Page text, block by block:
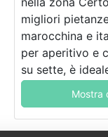
migliori
marocchina e
per aperitivo e
su sette, è
sorseggiare un
ottima musica.
Mostra